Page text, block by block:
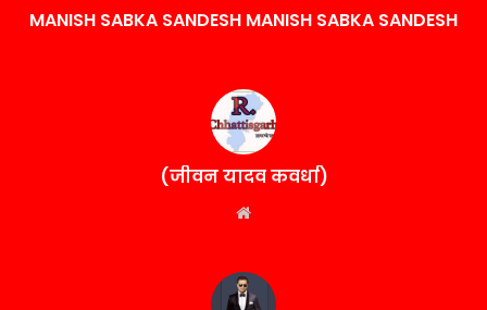
MANISH SABKA SANDESH MANISH SABKA SANDESH
(जीवन यादव कवर्धा)